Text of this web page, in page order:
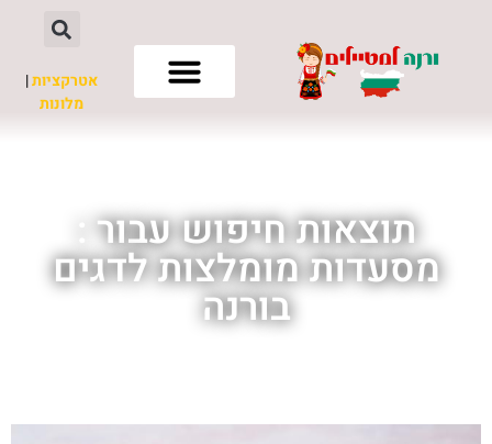
אטרקציות|
מלונות
תוצאות חיפוש עבור :
מסעדות מומלצות לדגים
בורנה